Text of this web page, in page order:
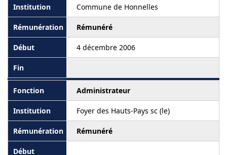
Commune de Honnelles
Rémunéré
4 décembre 2006
Administrateur
Foyer des Hauts-Pays sc (le)
Rémunéré